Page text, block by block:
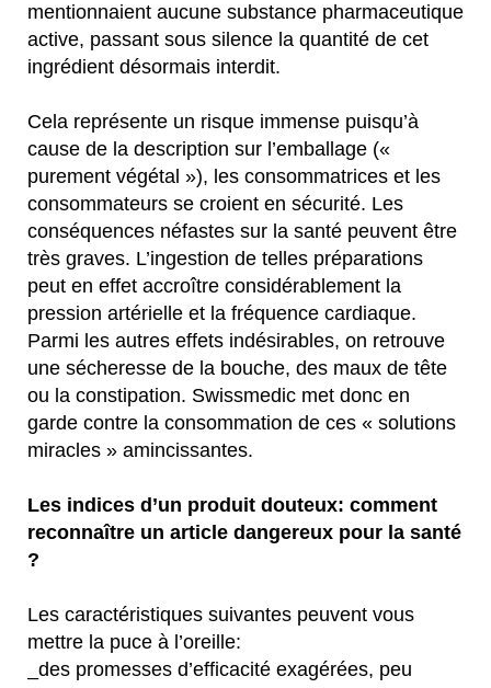
mentionnaient aucune substance pharmaceutique
active, passant sous silence la quantité de cet
ingrédient désormais interdit.
Cela représente un risque immense puisqu’à
cause de la description sur l’emballage («
purement végétal »), les consommatrices et les
consommateurs se croient en sécurité. Les
conséquences néfastes sur la santé peuvent être
très graves. L’ingestion de telles préparations
peut en effet accroître considérablement la
pression artérielle et la fréquence cardiaque.
Parmi les autres effets indésirables, on retrouve
une sécheresse de la bouche, des maux de tête
ou la constipation. Swissmedic met donc en
garde contre la consommation de ces « solutions
miracles » amincissantes.
Les indices d’un produit douteux: comment
reconnaître un article dangereux pour la santé
?
Les caractéristiques suivantes peuvent vous
mettre la puce à l’oreille:
_des promesses d’efficacité exagérées, peu